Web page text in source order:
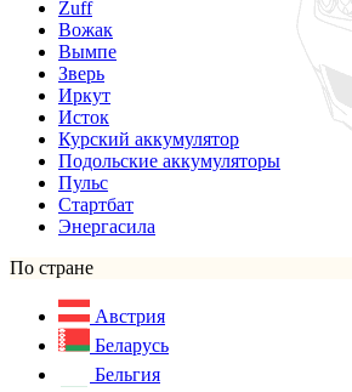
Zuff
Вожак
Вымпе
Зверь
Иркут
Исток
Курский аккумулятор
Подольские аккумуляторы
Пульс
Стартбат
Энергасила
По стране
Австрия
Беларусь
Бельгия